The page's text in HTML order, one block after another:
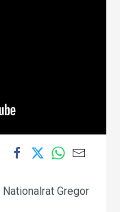
Nationalrat Gregor